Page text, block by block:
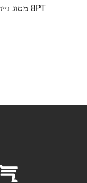
8PT מסוג נייח